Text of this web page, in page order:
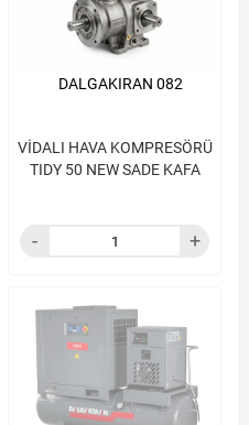
VİDALI HAVA KOMPRESÖRÜ
TIDY 50 NEW SADE KAFA
DALGAKIRAN 082